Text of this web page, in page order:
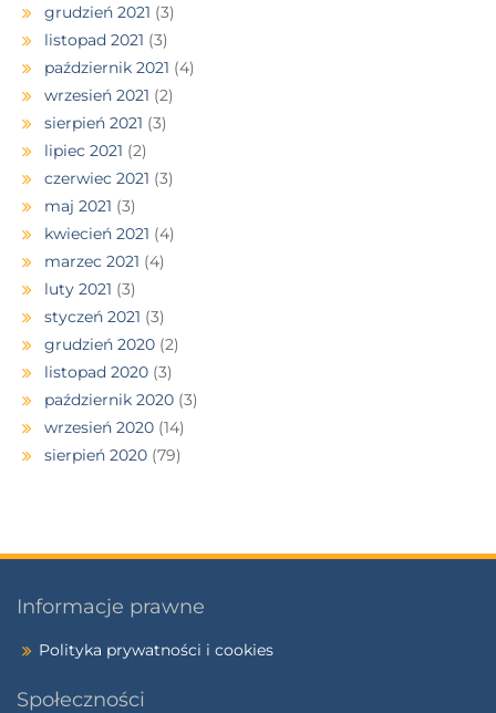
grudzień 2021 (3)
listopad 2021 (3)
październik 2021 (4)
wrzesień 2021 (2)
sierpień 2021 (3)
lipiec 2021 (2)
czerwiec 2021 (3)
maj 2021 (3)
kwiecień 2021 (4)
marzec 2021 (4)
luty 2021 (3)
styczeń 2021 (3)
grudzień 2020 (2)
listopad 2020 (3)
październik 2020 (3)
wrzesień 2020 (14)
sierpień 2020 (79)
Informacje prawne
Polityka prywatności i cookies
Społeczności